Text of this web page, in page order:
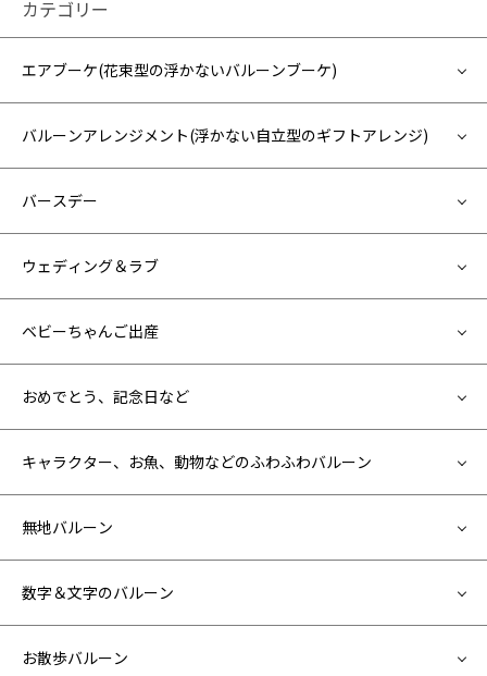
カテゴリー
エアブーケ(花束型の浮かないバルーンブーケ)
バルーンアレンジメント(浮かない自立型のギフトアレンジ)
バースデー
ウェディング＆ラブ
ベビーちゃんご出産
おめでとう、記念日など
キャラクター、お魚、動物などのふわふわバルーン
無地バルーン
数字＆文字のバルーン
お散歩バルーン